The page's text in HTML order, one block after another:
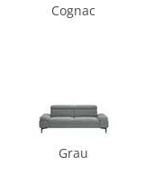
Cognac
Grau